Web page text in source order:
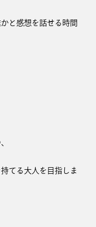
と感想を話せる時間
てる大人を目指しま